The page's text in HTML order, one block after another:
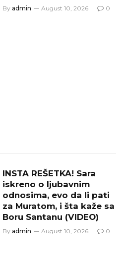
By admin August 10, 2026 0
INSTA REŠETKA! Sara
iskreno o ljubavnim
odnosima, evo da li pati
za Muratom, i šta kaže sa
Boru Santanu (VIDEO)
By admin August 10, 2026 0